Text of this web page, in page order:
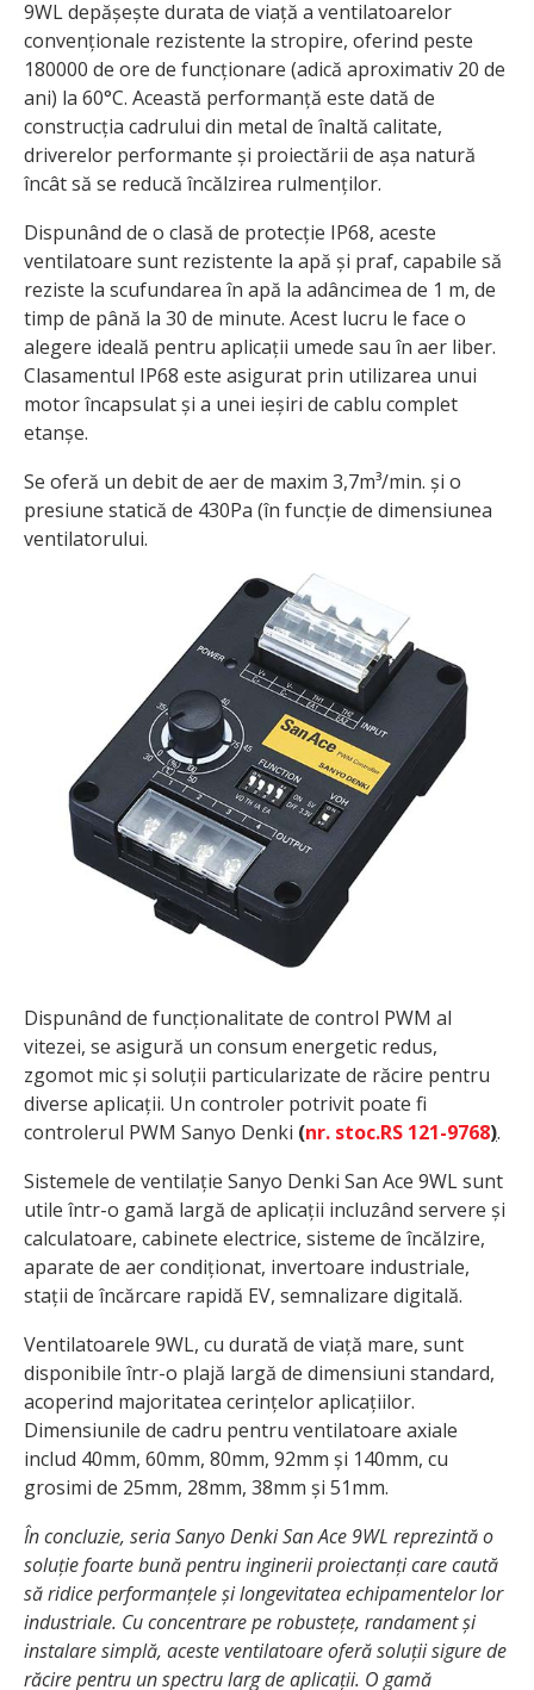
9WL depășește durata de viață a ventilatoarelor
convenționale rezistente la stropire, oferind peste
180000 de ore de funcționare (adică aproximativ 20 de
ani) la 60°C. Această performanță este dată de
construcția cadrului din metal de înaltă calitate,
driverelor performante și proiectării de așa natură
încât să se reducă încălzirea rulmenților.
Dispunând de o clasă de protecție IP68, aceste
ventilatoare sunt rezistente la apă și praf, capabile să
reziste la scufundarea în apă la adâncimea de 1 m, de
timp de până la 30 de minute. Acest lucru le face o
alegere ideală pentru aplicații umede sau în aer liber.
Clasamentul IP68 este asigurat prin utilizarea unui
motor încapsulat și a unei ieșiri de cablu complet
etanșe.
Se oferă un debit de aer de maxim 3,7m³/min. și o
presiune statică de 430Pa (în funcție de dimensiunea
ventilatorului.
Dispunând de funcționalitate de control PWM al
vitezei, se asigură un consum energetic redus,
zgomot mic și soluții particularizate de răcire pentru
diverse aplicații. Un controler potrivit poate fi
controlerul PWM Sanyo Denki (nr. stoc.RS 121-9768).
Sistemele de ventilație Sanyo Denki San Ace 9WL sunt
utile într-o gamă largă de aplicații incluzând servere și
calculatoare, cabinete electrice, sisteme de încălzire,
aparate de aer condiționat, invertoare industriale,
stații de încărcare rapidă EV, semnalizare digitală.
Ventilatoarele 9WL, cu durată de viață mare, sunt
disponibile într-o plajă largă de dimensiuni standard,
acoperind majoritatea cerințelor aplicațiilor.
Dimensiunile de cadru pentru ventilatoare axiale
includ 40mm, 60mm, 80mm, 92mm și 140mm, cu
grosimi de 25mm, 28mm, 38mm și 51mm.
În concluzie, seria Sanyo Denki San Ace 9WL reprezintă o
soluție foarte bună pentru inginerii proiectanți care caută
să ridice performanțele și longevitatea echipamentelor lor
industriale. Cu concentrare pe robustețe, randament și
instalare simplă, aceste ventilatoare oferă soluții sigure de
răcire pentru un spectru larg de aplicații. O gamă